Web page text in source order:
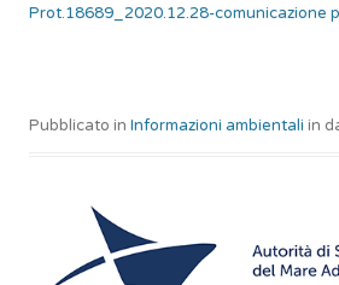
Prot.18689_2020.12.28-comunicazione
Pubblicato in Informazioni ambientali in